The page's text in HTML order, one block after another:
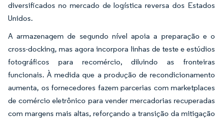
diversificados no mercado de logística reversa dos Estados
Unidos.
A armazenagem de segundo nível apoia a preparação e o
cross-docking, mas agora incorpora linhas de teste e estúdios
fotográficos para recomércio, diluindo as fronteiras
funcionais. À medida que a produção de recondicionamento
aumenta, os fornecedores fazem parcerias com marketplaces
de comércio eletrônico para vender mercadorias recuperadas
com margens mais altas, reforçando a transição da mitigação